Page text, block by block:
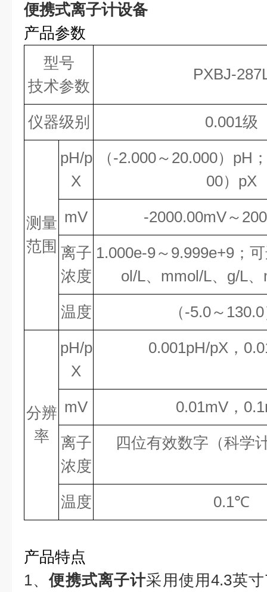
便携式离子计设备
产品参数
型号
技术参数
PXBJ-
仪器级别 0.001级
测量
范围
pH/p
X
（-2.000～20.000）pH
00）pX
mV
-2000.00mV～
离子
浓度
1.000e-9～9.999e+9 ；
ol/L、mmol/L、g/L
温度
（-5.0～
分辨
率
pH/p
X
0.001pH/pX，
mV
0.01mV，
离子
浓度
四位有效数字（科学
温度 0.1℃
产品特点
1、便携式离子计采用使用4.3英